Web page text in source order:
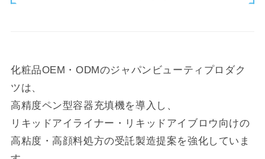
化粧品OEM・ODMのジャパンビューティプロダク
ツは、
高精度ペン型容器充填機を導入し、
リキッドアイライナー・リキッドアイブロウ向けの
高粘度・高顔料処方の受託製造提案を強化していま